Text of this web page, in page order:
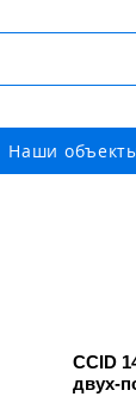
Наши
CCID
двух-